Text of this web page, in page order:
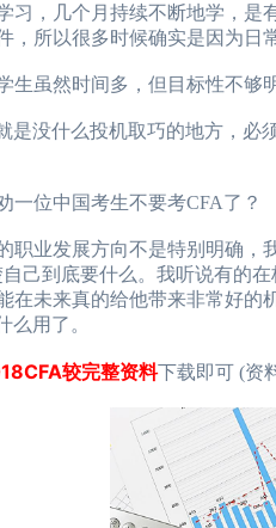
习，几个月持续不断地学，
，所以很多时候确实是因为日
然时间多，但目标性不够
没什么投机取巧的地方，必
位中国考生不要考CFA了？
业发展方向不是特别明确，
己到底要什么。我听说有的
在未来真的给他带来非常好
么用了。
较完整资料下载即可 (资